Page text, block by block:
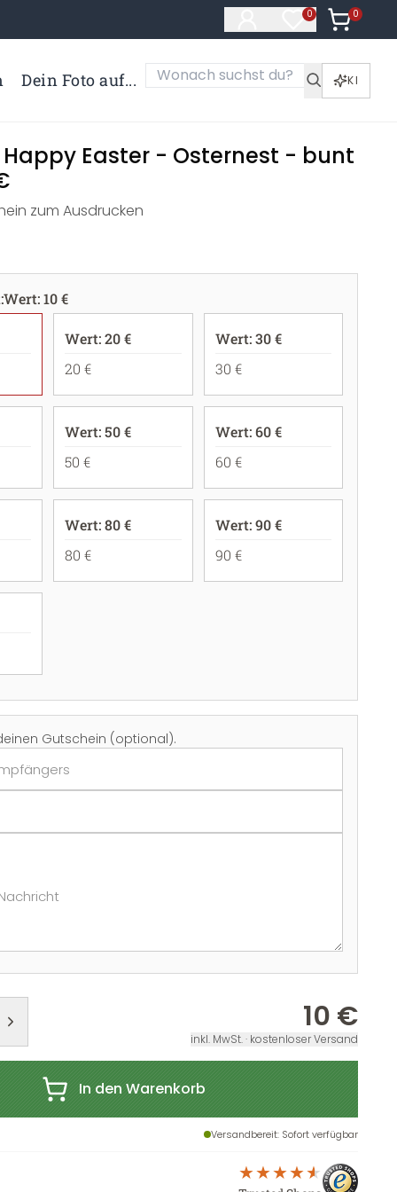
0
Artikel im
0
Artikel
Dein Foto auf... KI
Easter - Osternest - bunt
zum Ausdrucken
:Wert: 10 €
Wert: 20 €
20 €
Wert: 30 €
30 €
Wert: 50 €
50 €
Wert: 60 €
60 €
Wert: 80 €
80 €
Wert: 90 €
90 €
Gutschein (optional).
10 €
inkl. MwSt. · kostenloser Versand
In den Warenkorb
Versandbereit: Sofort verfügbar